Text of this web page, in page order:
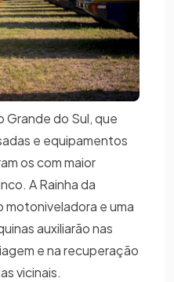
Grande do Sul, que
e equipamentos
os com maior
A Rainha da
e uma
auxiliarão nas
e na recuperação
vicinais.